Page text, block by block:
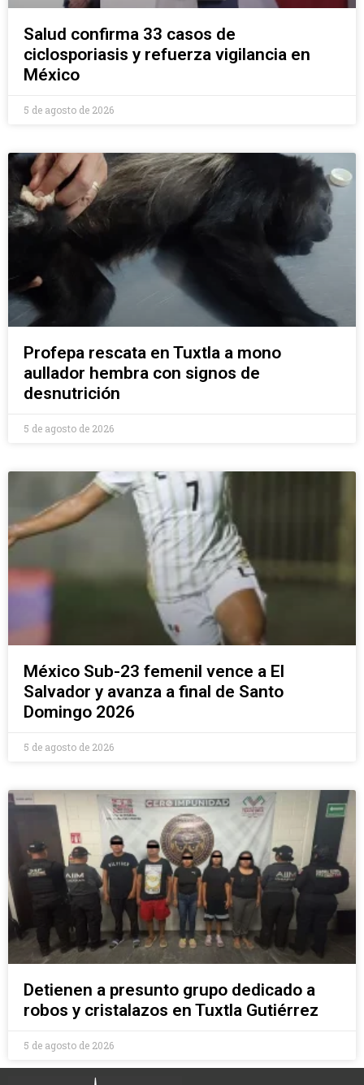
Salud confirma 33 casos de
ciclosporiasis y refuerza vigilancia en
México
5 de agosto de 2026
Profepa rescata en Tuxtla a mono
aullador hembra con signos de
desnutrición
5 de agosto de 2026
México Sub-23 femenil vence a El
Salvador y avanza a final de Santo
Domingo 2026
5 de agosto de 2026
Detienen a presunto grupo dedicado a
robos y cristalazos en Tuxtla Gutiérrez
5 de agosto de 2026